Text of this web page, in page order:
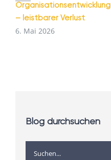
Organisationsentwicklung
– leistbarer Verlust
6. Mai 2026
Blog durchsuchen
Suche